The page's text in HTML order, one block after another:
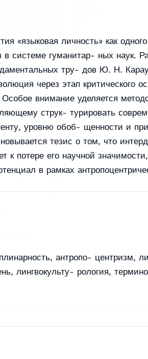
«языковая личность» как
системе гуманитар- ных наук.
тру- дов Ю. Н.
через этап критического
внимание уделяется
струк- турировать
уровню обоб- щенности и
тезис о том, что
к потере его научной
в рамках
, антропо- центризм,
, лингвокульту- рология,